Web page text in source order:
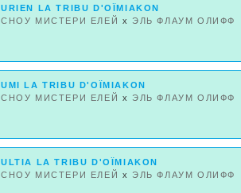
URIEN LA TRIBU D'OÏMIAKON
СНОУ МИСТЕРИ ЕЛЕЙ x ЭЛЬ ФЛАУМ ОЛИФФ
UMI LA TRIBU D'OÏMIAKON
СНОУ МИСТЕРИ ЕЛЕЙ x ЭЛЬ ФЛАУМ ОЛИФФ
ULTIA LA TRIBU D'OÏMIAKON
СНОУ МИСТЕРИ ЕЛЕЙ x ЭЛЬ ФЛАУМ ОЛИФФ